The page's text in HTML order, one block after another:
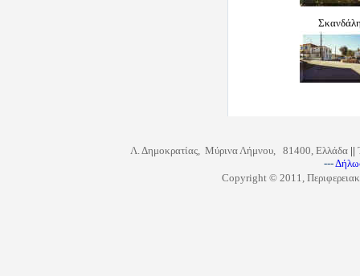
Λ. Δημοκρατίας, Μύρινα Λήμνου, 81400, Ελλάδα ||
---
Copyright © 2011,